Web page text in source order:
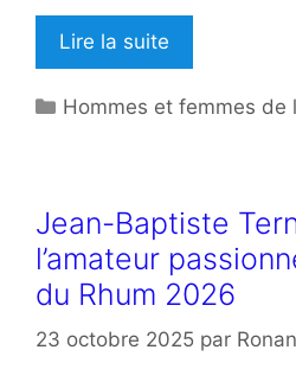
Lire la suite
Catégories
Hommes et femmes de
Jean-Baptiste
l’amateur
du Rhum 2026
23 octobre 2025 par Ronan